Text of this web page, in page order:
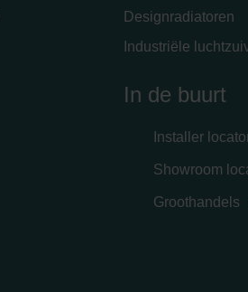
Designradiatoren
Industriële
In de buurt
Installer
Showroom
Groothandels